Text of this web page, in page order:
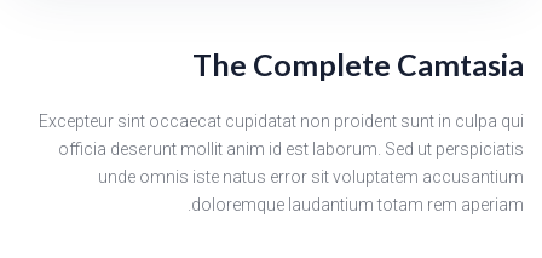
The Complete Camtasia
Excepteur sint occaecat cupidatat non proident sunt in culpa qui
officia deserunt mollit anim id est laborum. Sed ut perspiciatis
unde omnis iste natus error sit voluptatem accusantium
doloremque laudantium totam rem aperiam.